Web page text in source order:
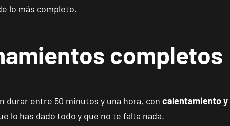
Fuenlabrada Parque Europa
Madrid Almagro
Madrid Prosperidad
Calle de Sta Hortensia, 23, Madrid, Madrid
lo más completo.
completos
durar entre 50 minutos y una hora, con calentamiento
lo has dado todo y que no te falta nada.